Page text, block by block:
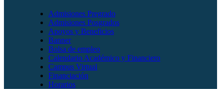
Admisiones Pregrado
Admisiones Posgrados
Apoyos y Beneficios
Banner
Bolsa de empleo
Calendario Académico y Financiero
Campus Virtual
Financiación
Horarios